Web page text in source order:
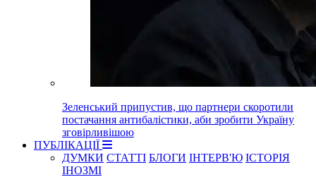
Зеленський припустив, що партнери скоротили
постачання антибалістики, аби зробити Україну
зговірливішою
ПУБЛІКАЦІЇ
ДУМКИ СТАТТІ БЛОГИ ІНТЕРВ'Ю ІСТОРІЯ
ІНОЗМІ